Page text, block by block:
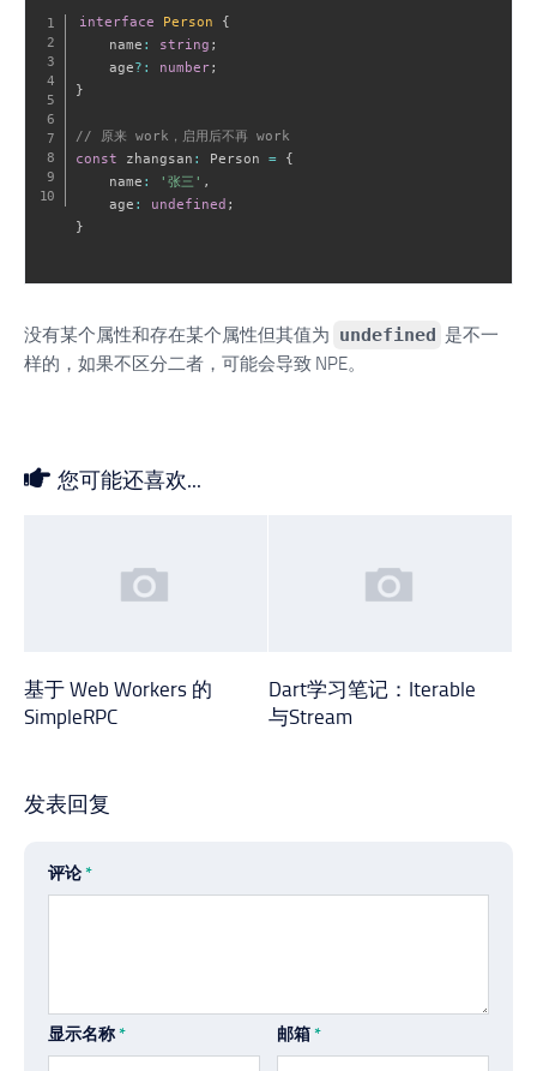
interface Person
{
    name
: string ;
    age
? : number;
}
// 原来 work，启用后不再 work
const zhangsan : Person =
{
    name
: '张三' ,
    age
: undefined ;
}
没有某个属性和存在某个属性但其值为 undefined 是不一
样的，如果不区分二者，可能会导致 NPE。
您可能还喜欢...
基于 Web Workers 的
SimpleRPC
Dart学习笔记：Iterable
与Stream
发表回复
评论*
显示名称* 邮箱*